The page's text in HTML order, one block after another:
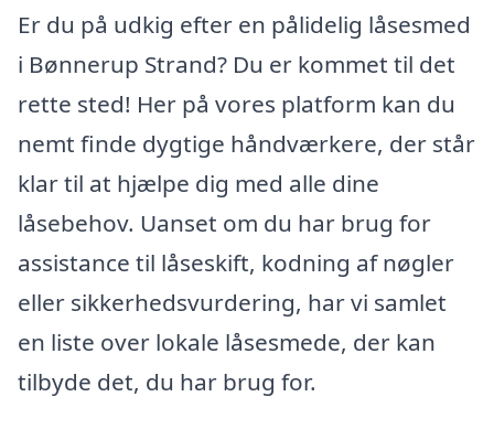
Er du på udkig efter en pålidelig låsesmed
i Bønnerup Strand? Du er kommet til det
rette sted! Her på vores platform kan du
nemt finde dygtige håndværkere, der står
klar til at hjælpe dig med alle dine
låsebehov. Uanset om du har brug for
assistance til låseskift, kodning af nøgler
eller sikkerhedsvurdering, har vi samlet
en liste over lokale låsesmede, der kan
tilbyde det, du har brug for.